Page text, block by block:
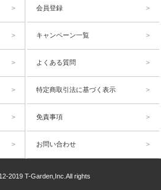
会員登録
キャンペーン一覧
よくある質問
特定商取引法に基づく表示
免責事項
お問い合わせ
2019 T-Garden,Inc.All rights